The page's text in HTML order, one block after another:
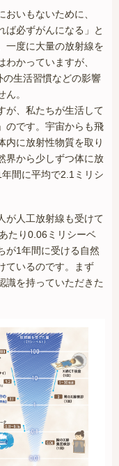
いもないために、
ば必ずがんになる」と
一度に大量の放射線を
かっていますが、
生活習慣などの影響
。
が、私たちが生活して
のです。宇宙からも飛
内に放射性物質を取り
界から少しずつ体に放
間に平均で2.1ミリシ
が人工放射線も受けて
たり0.06ミリシーベ
が1年間に受ける自然
ているのです。まず
識を持っていただきた